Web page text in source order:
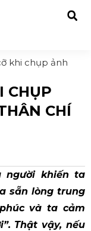
khi chụp ảnh
CHỤP
CHÍ
người khiến ta
sẵn lòng trung
và ta cảm
Thật vậy, nếu